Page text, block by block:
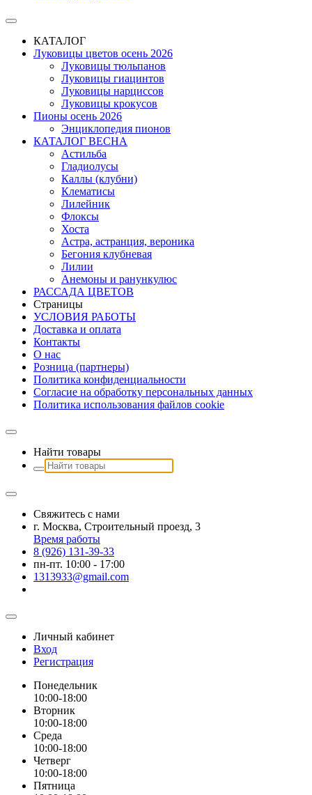
КАТАЛОГ
Луковицы цветов осень 2026
Луковицы тюльпанов
Луковицы гиацинтов
Луковицы нарциссов
Луковицы крокусов
Пионы осень 2026
Энциклопедия пионов
КАТАЛОГ ВЕСНА
Астильба
Гладиолусы
Каллы (клубни)
Клематисы
Лилейник
Флоксы
Хоста
Астра, астранция, вероника
Бегония клубневая
Лилии
Анемоны и ранункулюс
РАССАДА ЦВЕТОВ
Страницы
УСЛОВИЯ РАБОТЫ
Доставка и оплата
Контакты
О наc
Розница (партнеры)
Политика конфиденциальности
Согласие на обработку персональных данных
Политика использования файлов сookie
Найти товары
Свяжитесь с нами
г. Москва, Строительный проезд, 3
Время работы
8 (926) 131-39-33
пн-пт. 10:00 - 17:00
1313933@gmail.com
Личный кабинет
Вход
Регистрация
Понедельник
10:00-18:00
Вторник
10:00-18:00
Среда
10:00-18:00
Четверг
10:00-18:00
Пятница